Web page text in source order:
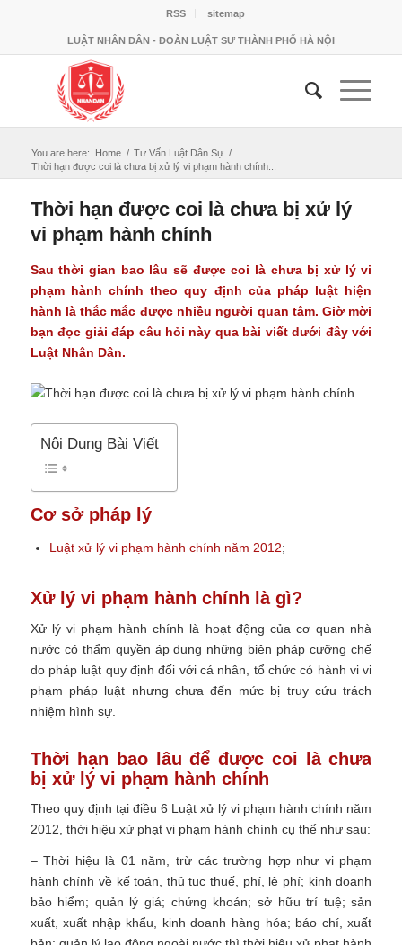
RSS sitemap
LUẬT NHÂN DÂN - ĐOÀN LUẬT SƯ THÀNH PHỐ HÀ NỘI
You are here: Home / Tư Vấn Luật Dân Sự /
Thời hạn được coi là chưa bị xử lý vi phạm hành chính...
Thời hạn được coi là chưa bị xử lý
vi phạm hành chính
Sau thời gian bao lâu sẽ được coi là chưa bị xử lý vi
phạm hành chính theo quy định của pháp luật hiện
hành là thắc mắc được nhiều người quan tâm. Giờ mời
bạn đọc giải đáp câu hỏi này qua bài viết dưới đây với
Luật Nhân Dân.
Nội Dung Bài Viết
Cơ sở pháp lý
Luật xử lý vi phạm hành chính năm 2012;
Xử lý vi phạm hành chính là gì?
Xử lý vi phạm hành chính là hoạt động của cơ quan nhà
nước có thẩm quyền áp dụng những biện pháp cưỡng chế
do pháp luật quy định đối với cá nhân, tổ chức có hành vi vi
phạm pháp luật nhưng chưa đến mức bị truy cứu trách
nhiệm hình sự.
Thời hạn bao lâu để được coi là chưa
bị xử lý vi phạm hành chính
Theo quy định tại điều 6 Luật xử lý vi phạm hành chính năm
2012, thời hiệu xử phạt vi phạm hành chính cụ thể như sau:
– Thời hiệu là 01 năm, trừ các trường hợp như vi phạm
hành chính về kế toán, thủ tục thuế, phí, lệ phí; kinh doanh
bảo hiểm; quản lý giá; chứng khoán; sở hữu trí tuệ; sản
xuất, xuất nhập khẩu, kinh doanh hàng hóa; báo chí, xuất